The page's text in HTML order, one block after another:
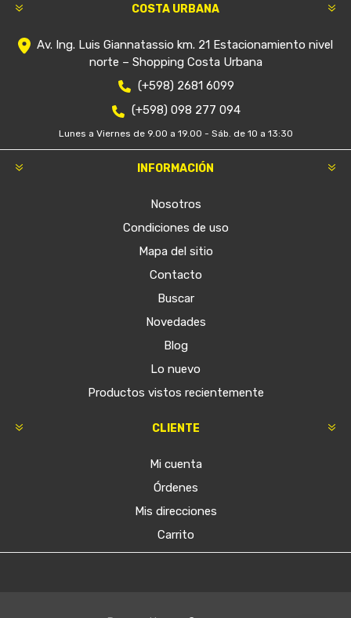
COSTA URBANA
Av. Ing. Luis Giannatassio km. 21 Estacionamiento nivel
norte – Shopping Costa Urbana
(+598) 2681 6099
(+598) 098 277 094
Lunes a Viernes de 9.00 a 19.00 - Sáb. de 10 a 13:30
INFORMACIÓN
Nosotros
Condiciones de uso
Mapa del sitio
Contacto
Buscar
Novedades
Blog
Lo nuevo
Productos vistos recientemente
CLIENTE
Mi cuenta
Órdenes
Mis direcciones
Carrito